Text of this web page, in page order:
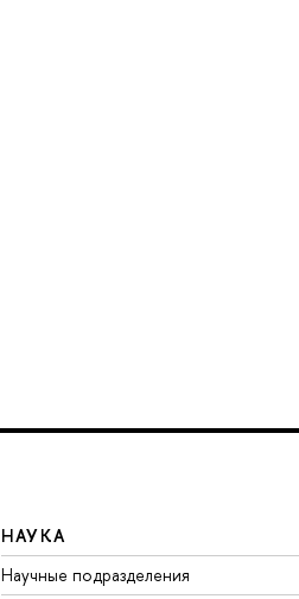
НАУКА
Научные подразделения